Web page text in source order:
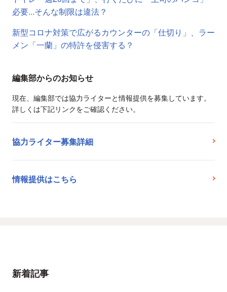
必要...そんな制限は違法？
新型コロナ対策で広がるカウンターの「仕切り」、ラー
メン「一蘭」の特許を侵害する？
編集部からのお知らせ
現在、編集部では協力ライターと情報提供を募集しています。
詳しくは下記リンクをご確認ください。
協力ライター募集詳細
情報提供はこちら
新着記事